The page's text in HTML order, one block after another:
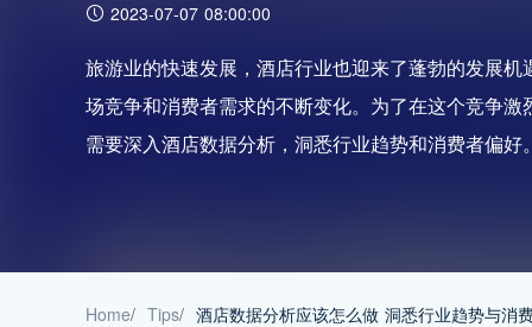
2023-07-07 08:00:00
旅游业的快速发展，酒店行业也迎来了蓬勃的发展
场竞争和消费者需求的不断变化。为了在这个竞争
需要深入酒店数据分析，洞悉行业趋势和消费者偏好
Home/ Tips/ 酒店数据分析应该怎么做 洞悉行业趋势与消